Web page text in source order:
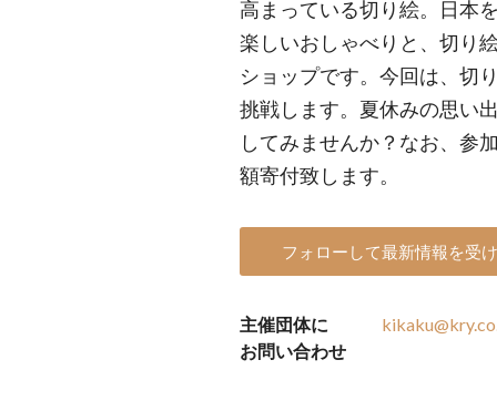
高まっている切り絵。日本
楽しいおしゃべりと、切り
ショップです。今回は、切
挑戦します。夏休みの思い
してみませんか？なお、参
額寄付致します。
フォローして最新情報を受
主催団体に
お問い合わせ